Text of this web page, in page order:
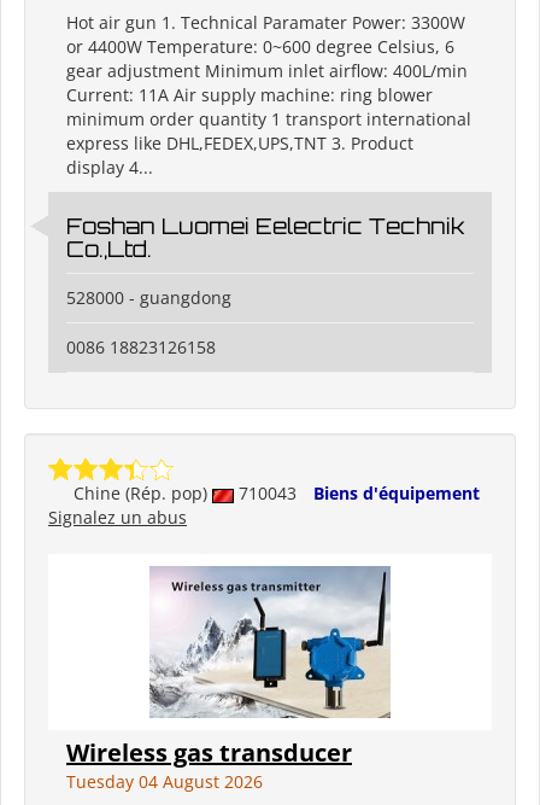
Hot air gun 1. Technical Paramater Power: 3300W
or 4400W Temperature: 0~600 degree Celsius, 6
gear adjustment Minimum inlet airflow: 400L/min
Current: 11A Air supply machine: ring blower
minimum order quantity 1 transport international
express like DHL,FEDEX,UPS,TNT 3. Product
display 4...
Foshan Luomei Eelectric Technik
Co.,Ltd.
528000 - guangdong
0086 18823126158
Chine (Rép. pop) 710043
Biens d'équipement
Signalez un abus
Wireless gas transducer
Tuesday 04 August 2026